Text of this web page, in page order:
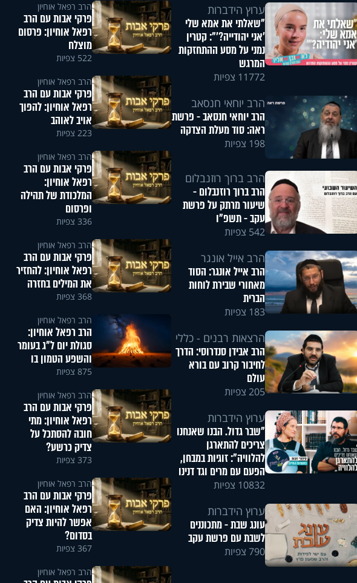
ערוץ הידברות
"שאלתי את אמא שלי
'אני יהודייה?'": קטרין
נמני על מסע ההתחזקות
המרגש
11772 צפיות
הרב יוחאי חנסאב
הרב יוחאי חנסאב - פרשת
ראה: סוד מעלת הצדקה
198 צפיות
הרב ברוך רוזנבלום
הרב ברוך רוזנבלום -
שיעור מרתק על פרשת
עקב - תשפ"ו
542 צפיות
הרב אייל אונגר
הרב אייל אונגר: הסוד
מאחורי שבירת לוחות
הברית
183 צפיות
הרצאות רבנים - כללי
הרב אבידן סנדרוסי: הדרך
לחיבור קרוב עם בורא
עולם
205 צפיות
ערוץ הידברות
"שבר גדול. הבנו שאנחנו
צריכים להתארגן
להלוויה": זוגיות במבחן,
הפעם עם מרים וגד דנינו
10832 צפיות
ערוץ הידברות
עונג שבת - מתכוננים
לשבת עם פרשת עקב
790 צפיות
הרב רפאל אוחיון
פרקי אבות עם הרב
רפאל אוחיון: פרסום
מוצלח
522 צפיות
הרב רפאל אוחיון
פרקי אבות עם הרב
רפאל אוחיון: להפוך
אויב לאוהב
223 צפיות
הרב רפאל אוחיון
פרקי אבות עם הרב
רפאל אוחיון:
המלכודת של תהילה
ופרסום
336 צפיות
הרב רפאל אוחיון
פרקי אבות עם הרב
רפאל אוחיון: להחזיר
את המילים בחזרה
368 צפיות
הרב רפאל אוחיון
הרב רפאל אוחיון:
סגולת יום ל"ג בעומר
והשפע הטמון בו
875 צפיות
הרב רפאל אוחיון
פרקי אבות עם הרב
רפאל אוחיון: מתי
חובה להסתכל על
צדיק כרשע?
373 צפיות
הרב רפאל אוחיון
פרקי אבות עם הרב
רפאל אוחיון: האם
אפשר להיות צדיק
בסדום?
367 צפיות
הרב רפאל אוחיון